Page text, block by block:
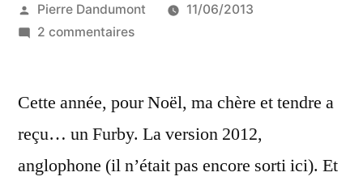
Publié
par
Pierre Dandumont
11/06/2013
2 commentairessur
Furby…
iTunes
Cette année, pour Noël, ma chère et tendre a
reçu… un Furby. La version 2012,
anglophone (il n’était pas encore sorti ici). Et